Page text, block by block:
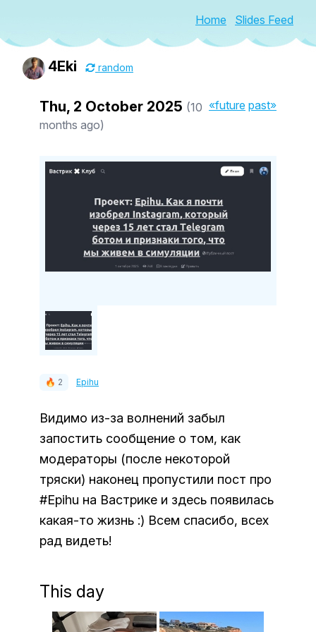
Home Slides Feed
4Eki random
«future past»
Thu, 2 October 2025 (10
months ago)
🔥 2 Epihu
Видимо из-за волнений забыл
запостить сообщение о том, как
модераторы (после некоторой
тряски) наконец пропустили пост про
#Epihu на Вастрике и здесь появилась
какая-то жизнь :) Всем спасибо, всех
рад видеть!
This day